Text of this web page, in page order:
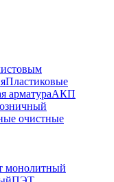
Пластиковые
арматураАКП
очистные
монолитный